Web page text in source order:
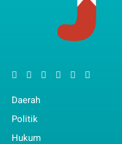
Daerah
Politik
Hukum